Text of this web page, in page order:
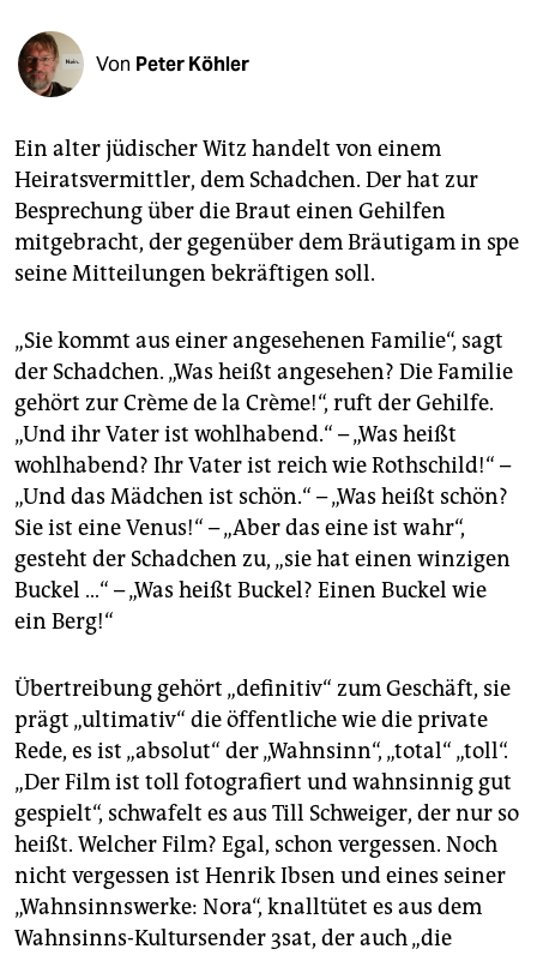
veranstaltungen
shop
unterstützen
abo
genossenschaft
Von Peter Köhler
Ein alter jüdischer Witz handelt von einem
Heiratsvermittler, dem Schadchen. Der hat zur
Besprechung über die Braut einen Gehilfen
mitgebracht, der gegenüber dem Bräutigam in spe
seine Mitteilungen bekräftigen soll.
„Sie kommt aus einer angesehenen Familie“, sagt
der Schadchen. „Was heißt angesehen? Die Familie
gehört zur Crème de la Crème!“, ruft der Gehilfe.
„Und ihr Vater ist wohlhabend.“ – „Was heißt
wohlhabend? Ihr Vater ist reich wie Rothschild!“ –
„Und das Mädchen ist schön.“ – „Was heißt schön?
Sie ist eine Venus!“ – „Aber das eine ist wahr“,
gesteht der Schadchen zu, „sie hat einen winzigen
Buckel …“ – „Was heißt Buckel? Einen Buckel wie
ein Berg!“
Übertreibung gehört „definitiv“ zum Geschäft, sie
prägt „ultimativ“ die öffentliche wie die private
Rede, es ist „absolut“ der „Wahnsinn“, „total“ „toll“.
„Der Film ist toll fotografiert und wahnsinnig gut
gespielt“, schwafelt es aus Till Schweiger, der nur so
heißt. Welcher Film? Egal, schon vergessen. Noch
nicht vergessen ist Henrik Ibsen und eines seiner
„Wahnsinnswerke: Nora“, knalltütet es aus dem
Wahnsinns-Kultursender 3sat, der auch „die